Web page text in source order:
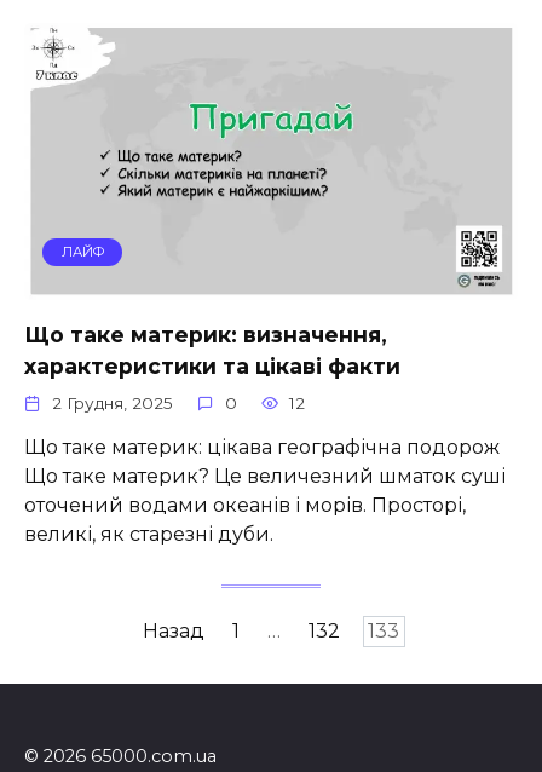
ЛАЙФ
Що таке материк: визначення,
характеристики та цікаві факти
2 Грудня, 2025 0 12
Що таке материк: цікава географічна подорож
Що таке материк? Це величезний шматок суші
оточений водами океанів і морів. Просторі,
великі, як старезні дуби.
Назад 1 … 132 133
© 2026 65000.com.ua